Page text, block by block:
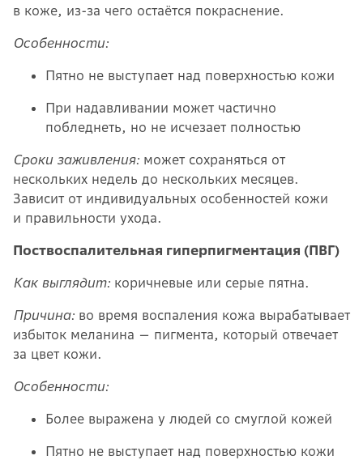
в коже, из-за чего остаётся покраснение.
Особенности:
Пятно не выступает над поверхностью кожи
При надавливании может частично
побледнеть, но не исчезает полностью
Сроки заживления: может сохраняться от
нескольких недель до нескольких месяцев.
Зависит от индивидуальных особенностей кожи
и правильности ухода.
Поствоспалительная гиперпигментация (ПВГ)
Как выглядит: коричневые или серые пятна.
Причина: во время воспаления кожа вырабатывает
избыток меланина — пигмента, который отвечает
за цвет кожи.
Особенности:
Более выражена у людей со смуглой кожей
Пятно не выступает над поверхностью кожи